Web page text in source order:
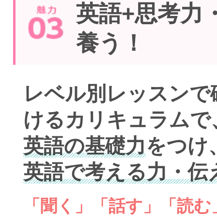
英語+思考力
養う！
レベル別レッスン
けるカリキュラムで
英語の基礎力をつけ
英語で考える力・伝
「聞く」「話す」「読